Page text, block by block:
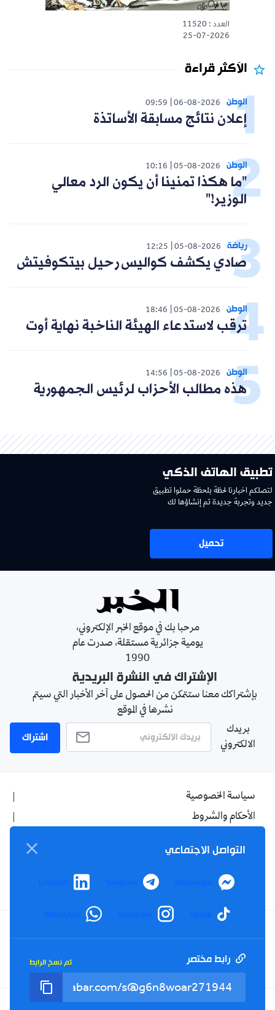
العدد : 11520
25-07-2026
الأكثر قراءة
الوطن 06-08-2026
09:59
إعلان نتائج مسابقة الأساتذة
الوطن 05-08-2026
10:16
"ما هكذا تمنينا أن يكون الرد معالي
الوزير!"
رياضة 05-08-2026
12:25
صادي يكشف كواليس رحيل بيتكوفيتش
الوطن 05-08-2026
18:46
ترقب لاستدعاء الهيئة الناخبة نهاية أوت
الوطن 05-08-2026
14:56
هذه مطالب الأحزاب لرئيس الجمهورية
تطبيق الهاتف الذكي
لتصلكم اخبارنا لحظة بلحظة حملوا تطبيق
جديد وتجربة جديدة تم إنشاؤها لك
تحميل
مرحبا بك في موقع الخبر الإلكتروني،
يومية جزائرية مستقلة، صدرت عام
1990
الإشتراك في النشرة البريدية
بإشتراكك معنا ستتمكن من الحصول على آخر الأخبار التي سيتم
نشرها في الموقع
بريدك
الالكتروني
اشتراك
سياسة الخصوصية
الأحكام والشروط
اتصل بنا
من نحن
Facebook
YouTube
TikTok
Twitter
Tel : +213(0)023 31 69 04 - eMail :info@elkhabar.com
التواصل الاجتماعي
Messenger
Telegram
LinkedIn
TikTok
Instagram
WhatsApp
رابط مختصر تم نسخ الرابط